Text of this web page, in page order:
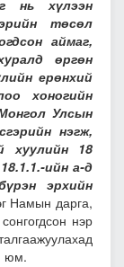
нь хүлээн
төсөл
аймаг,
өргөн
ерөнхий
хоногийн
Улсын
нэгж,
хуулийн 18
ийн а-д
эрхийн
Намын дарга,
нэр
юм.